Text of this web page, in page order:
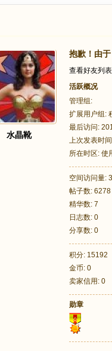
水晶靴
抱歉！由
查看好友列表
活跃概况
管理组:
扩展用户组:
最后访问:
上次发表时
所在时区: 使
空间访问量:
帖子数: 6278
精华数: 7
日志数: 0
分享数: 0
积分: 15192
金币: 0
卖家信用: 0
勋章